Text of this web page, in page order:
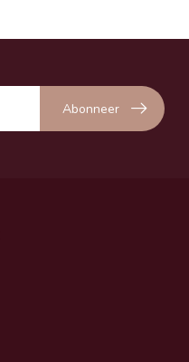
Abonneer